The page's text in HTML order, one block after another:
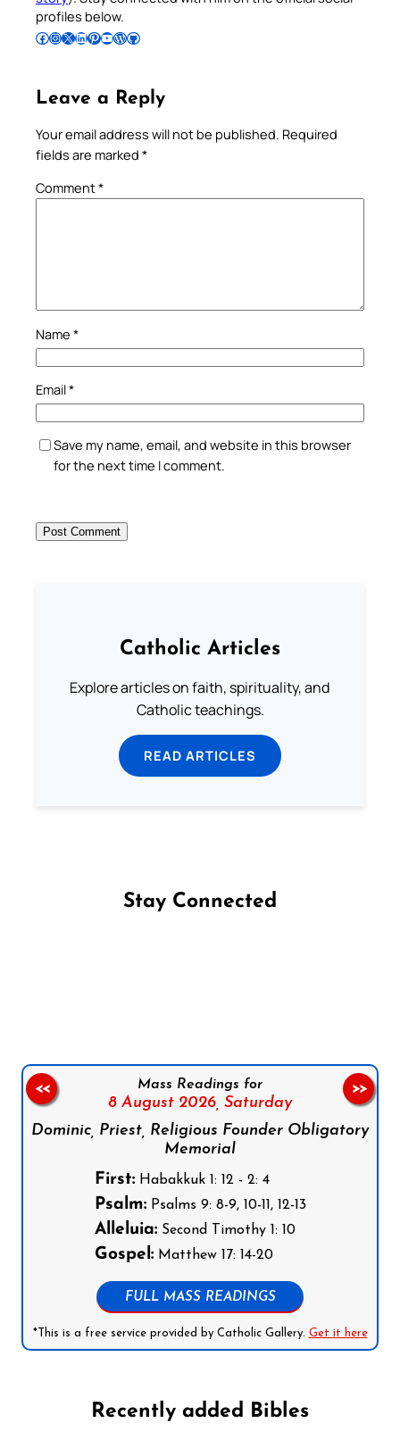
profiles below.
Follow Pradeep on Facebook Follow Pradeep on InstagramFollow Pradeep on X Follow Pradeep on LinkedIn Follow Pradeep on Pinterest Subscribe to Pradeep’s Youtube Channel Follow Pradeep on WordPress Follow Pradeep on GitHub
Leave a Reply
Your email address will not be published. Required
fields are marked *
Comment*
Name *
Email*
Save my name, email, and website in this browser
for the next time I comment.
Catholic Articles
Explore articles on faith, spirituality, and
Catholic teachings.
READ ARTICLES
Stay Connected
Mass Readings for
8 August 2026, Saturday
Dominic, Priest, Religious Founder Obligatory
Memorial
First:Habakkuk 1: 12 - 2: 4
Psalm:Psalms 9: 8-9, 10-11, 12-13
Alleluia:Second Timothy 1: 10
Gospel:Matthew 17: 14-20
FULL MASS READINGS
*This is a free service provided by Catholic Gallery. Get it here
<< >>
Recently added Bibles